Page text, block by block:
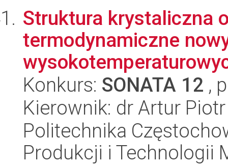
Struktura krystaliczna
termodynamiczne
Konkurs: SONATA 12 ,
Kierownik: dr Artur
Politechnika
Produkcji i Technologii